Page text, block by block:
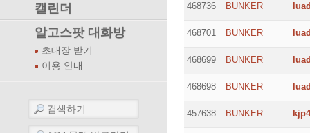
캘린더
알고스팟 대화방
초대장 받기
이용 안내
468736 BUNKER
468701 BUNKER
468699 BUNKER
468698 BUNKER
457638 BUNKER